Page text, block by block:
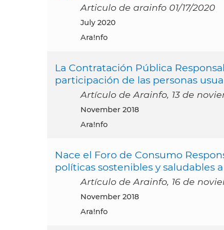
Articulo de arainfo 01/17/2020
July 2020
Ara!nfo
La Contratación Pública
participación de las personas
Artículo de Arainfo, 13 de
November 2018
Ara!nfo
Nace el Foro de Consumo
políticas sostenibles y saludables
Artículo de Arainfo, 16 de
November 2018
Ara!nfo